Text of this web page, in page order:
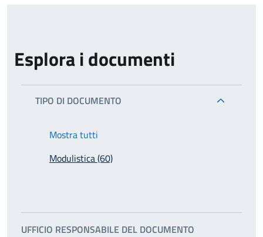
Esplora i documenti
TIPO DI DOCUMENTO
Mostra tutti
Modulistica (60)
UFFICIO RESPONSABILE DEL DOCUMENTO